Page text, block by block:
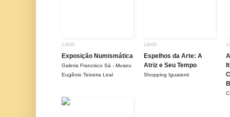
13h00
Exposição Numismática
Galeria Francisco Sá - Museu
Eugênio Teixeira Leal
14h00
Espelhos da Arte: A
Atriz e Seu Tempo
Shopping Iguatemi